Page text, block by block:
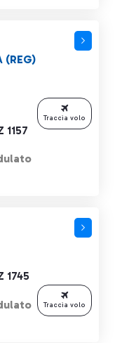
1157
(REG)
Traccia volo
1745
Traccia volo